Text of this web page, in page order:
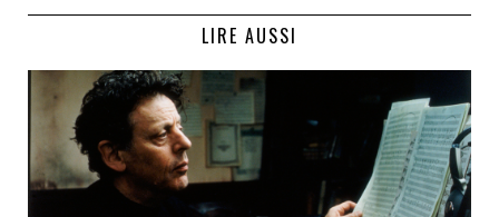
LIRE AUSSI